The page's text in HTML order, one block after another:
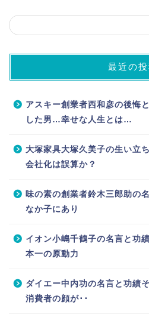
最近の
アスキー創業者西和彦の後悔
した男…幸せな人生とは…
大塚家具大塚久美子の生い立
会社化は誤算か？
味の素の創業者鈴木三郎助の
なか子にあり
イオン小嶋千鶴子の名言と功
本一の原動力
ダイエー中内功の名言と功績
消費者の顔が･･